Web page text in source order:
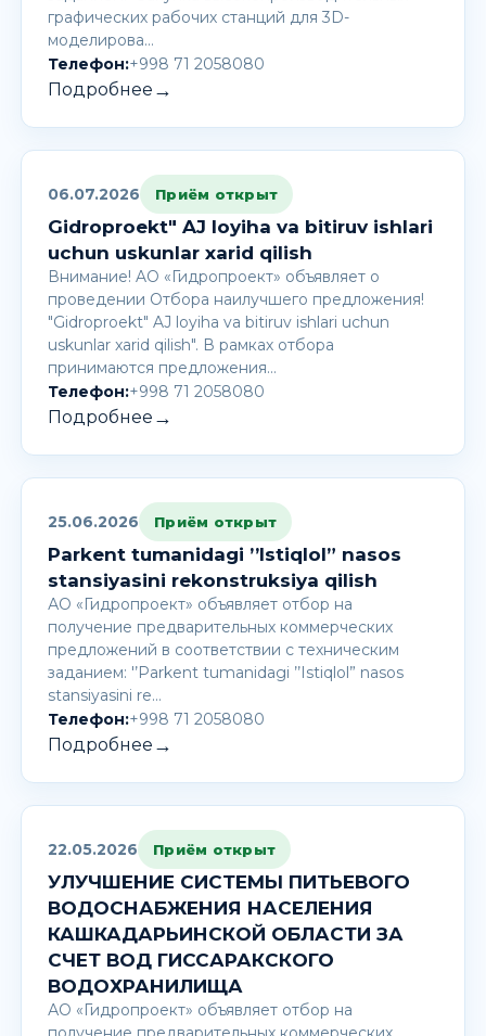
графических рабочих станций для 3D-
моделирова…
Телефон:+998 71 2058080
Подробнее →
06.07.2026 Приём открыт
Gidroproekt" AJ loyiha va bitiruv ishlari
uchun uskunlar xarid qilish
Внимание! AО «Гидропроект» объявляет о
проведении Отбора наилучшего предложения!
"Gidroproekt" AJ loyiha va bitiruv ishlari uchun
uskunlar xarid qilish". В рамках отбора
принимаются предложения…
Телефон:+998 71 2058080
Подробнее →
25.06.2026 Приём открыт
Parkent tumanidagi ’’Istiqlol” nasos
stansiyasini rekonstruksiya qilish
АО «Гидропроект» объявляет отбор на
получение предварительных коммерческих
предложений в соответствии с техническим
заданием: '’Parkent tumanidagi ’’Istiqlol” nasos
stansiyasini re…
Телефон:+998 71 2058080
Подробнее →
22.05.2026 Приём открыт
УЛУЧШЕНИЕ СИСТЕМЫ ПИТЬЕВОГО
ВОДОСНАБЖЕНИЯ НАСЕЛЕНИЯ
КАШКАДАРЬИНСКОЙ ОБЛАСТИ ЗА
СЧЕТ ВОД ГИССАРАКСКОГО
ВОДОХРАНИЛИЩА
АО «Гидропроект» объявляет отбор на